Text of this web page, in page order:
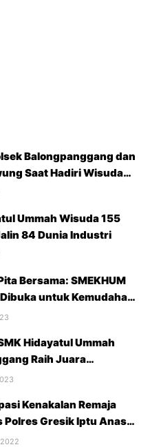
Balongpanggang dan
Saat Hadiri Wisuda
SMK Hidayatul Ummah
Ummah Wisuda 155
84 Dunia Industri
Bersama: SMEKHUM
untuk Kemudahan
Sekolah
Hidayatul Ummah
Raih Juara
2023
Kenakalan Remaja
Polres Gresik Iptu Anas
Terhadap Pelajar